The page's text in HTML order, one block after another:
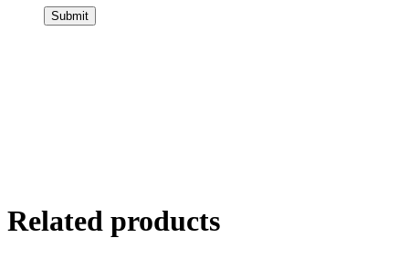
Related products